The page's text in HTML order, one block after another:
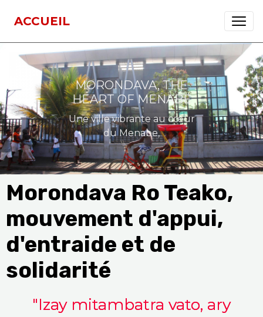
ACCUEIL
MORONDAVA, THE
HEART OF MENABE
Une ville vibrante au cœur
du Menabe,
Morondava Ro Teako,
mouvement d'appui,
d'entraide et de
solidarité
"Izay mitambatra vato, ary